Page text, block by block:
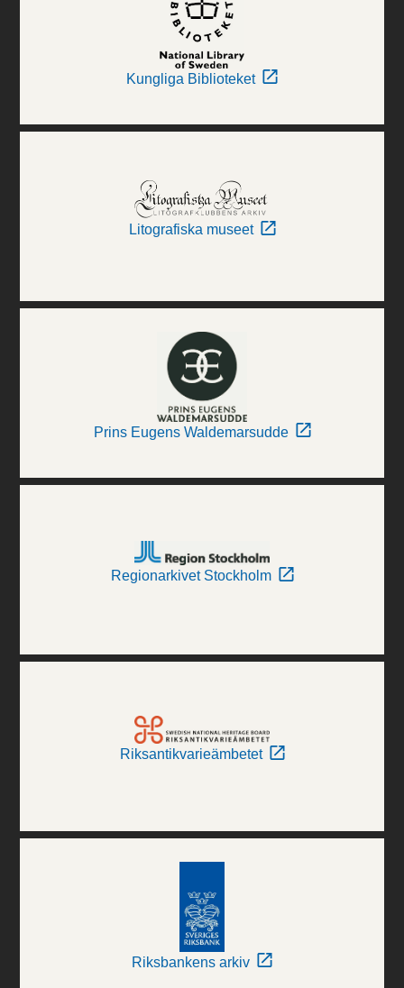
Kungliga Biblioteket
Litografiska museet
Prins Eugens Waldemarsudde
Regionarkivet Stockholm
Riksantikvarieämbetet
Riksbankens arkiv